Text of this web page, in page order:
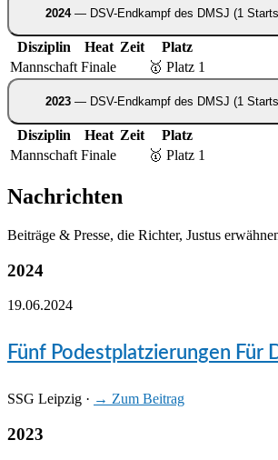
2024— DSV-Endkampf des DMSJ (1
Disziplin Heat Zeit
Platz
Mannschaft Finale 🥇 Platz 1
2023 — DSV-Endkampf des DMSJ (1
Disziplin Heat Zeit
Platz
Mannschaft Finale 🥇 Platz 1
Nachrichten
Beiträge & Presse, die Richter, Justus
2024
19.06.2024
Fünf Podestplatzierungen Für
SSG Leipzig · → Zum Beitrag
2023